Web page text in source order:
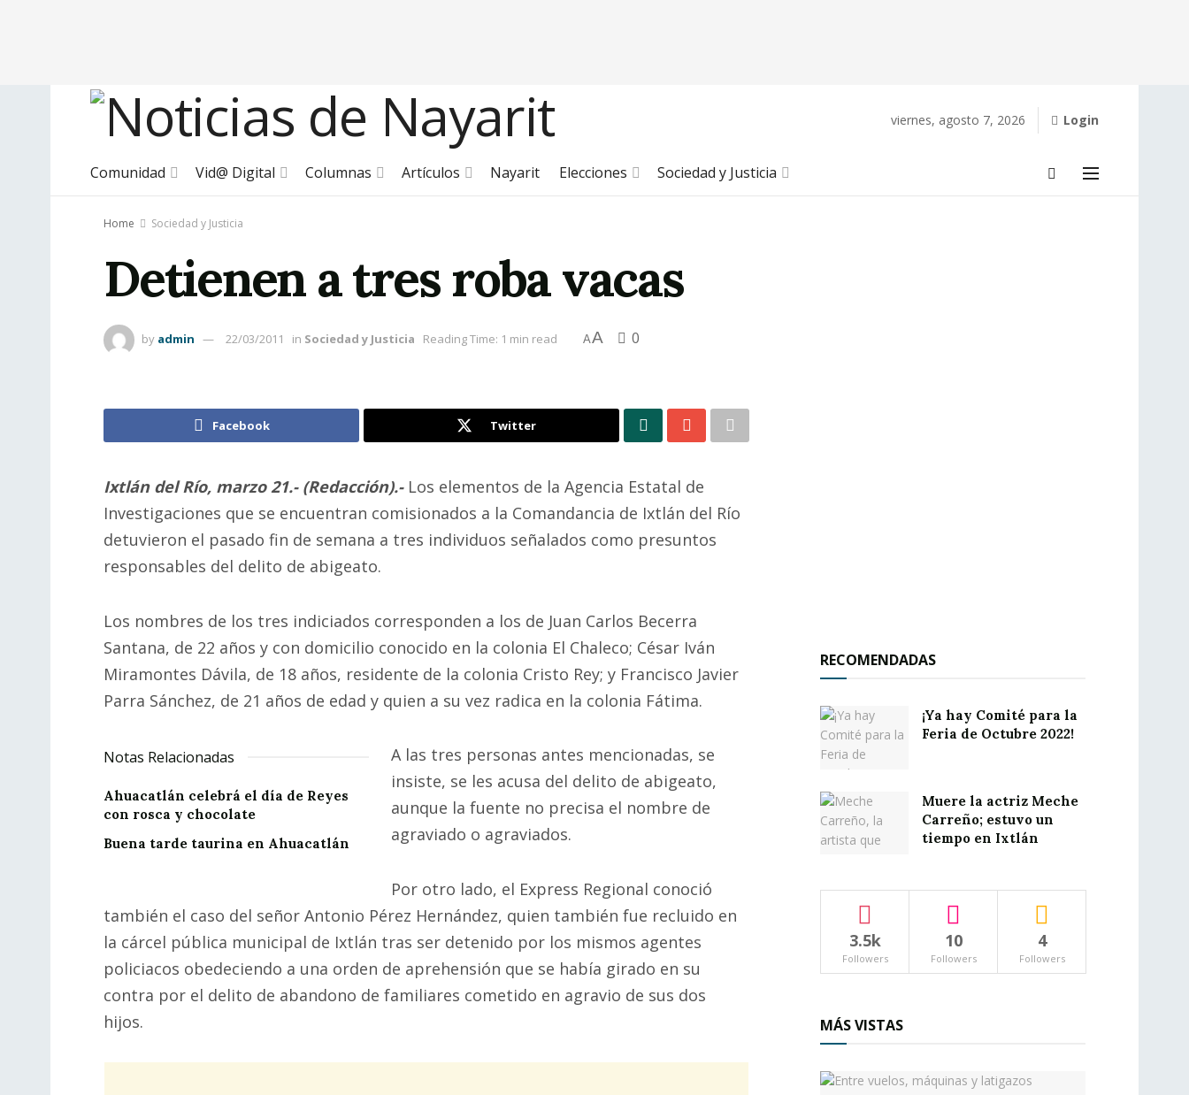
viernes, agosto 7, 2026 Login
Comunidad Vid@ Digital Columnas Artículos Nayarit Elecciones Sociedad y Justicia
Home Sociedad y Justicia
Detienen a tres roba vacas
by admin 22/03/2011 in Sociedad y Justicia Reading Time: 1 min read AA 0
Facebook Twitter
Ixtlán del Río, marzo 21.- (Redacción).- Los elementos de la Agencia Estatal de
Investigaciones que se encuentran comisionados a la Comandancia de Ixtlán del Río
detuvieron el pasado fin de semana a tres individuos señalados como presuntos
responsables del delito de abigeato.
Los nombres de los tres indiciados corresponden a los de Juan Carlos Becerra
Santana, de 22 años y con domicilio conocido en la colonia El Chaleco; César Iván
Miramontes Dávila, de 18 años, residente de la colonia Cristo Rey; y Francisco Javier
Parra Sánchez, de 21 años de edad y quien a su vez radica en la colonia Fátima.
Notas Relacionadas
Ahuacatlán celebrá el día de Reyes
con rosca y chocolate
Buena tarde taurina en Ahuacatlán
A las tres personas antes mencionadas, se
insiste, se les acusa del delito de abigeato,
aunque la fuente no precisa el nombre de
agraviado o agraviados.
Por otro lado, el Express Regional conoció
también el caso del señor Antonio Pérez Hernández, quien también fue recluido en
la cárcel pública municipal de Ixtlán tras ser detenido por los mismos agentes
policiacos obedeciendo a una orden de aprehensión que se había girado en su
contra por el delito de abandono de familiares cometido en agravio de sus dos
hijos.
RECOMENDADAS
¡Ya hay Comité para la
Feria de Octubre 2022!
Muere la actriz Meche
Carreño; estuvo un
tiempo en Ixtlán
3.5k
Followers
10
Followers
4
Followers
MÁS VISTAS